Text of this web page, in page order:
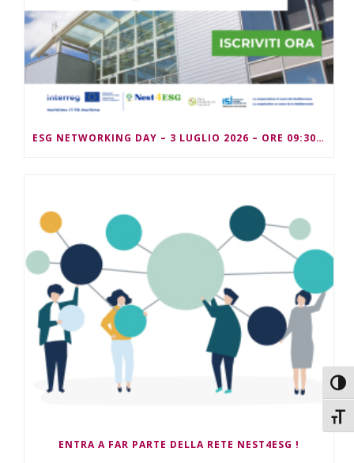
ESG NETWORKING DAY – 3 LUGLIO 2026 – ORE 09:30/13:00
ENTRA A FAR PARTE DELLA RETE NEST4ESG !